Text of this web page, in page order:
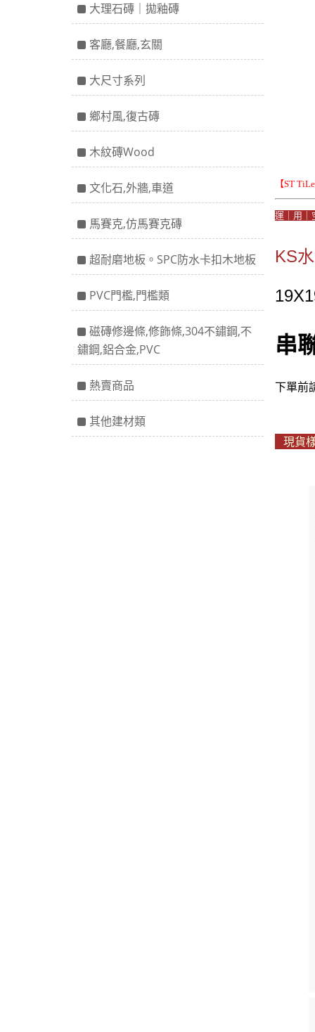
大理石磚｜拋釉磚
客廳,餐廳,玄關
大尺寸系列
鄉村風,復古磚
木紋磚Wood
文化石,外牆,車道
馬賽克,仿馬賽克磚
超耐磨地板。SPC防水卡扣木地板
PVC門檻,門檻類
磁磚修邊條,修飾條,304不鏽鋼,不
鏽鋼,鋁合金,PVC
熱賣商品
其他建材類
【ST
運｜用｜
KS
串
下單前
現貨